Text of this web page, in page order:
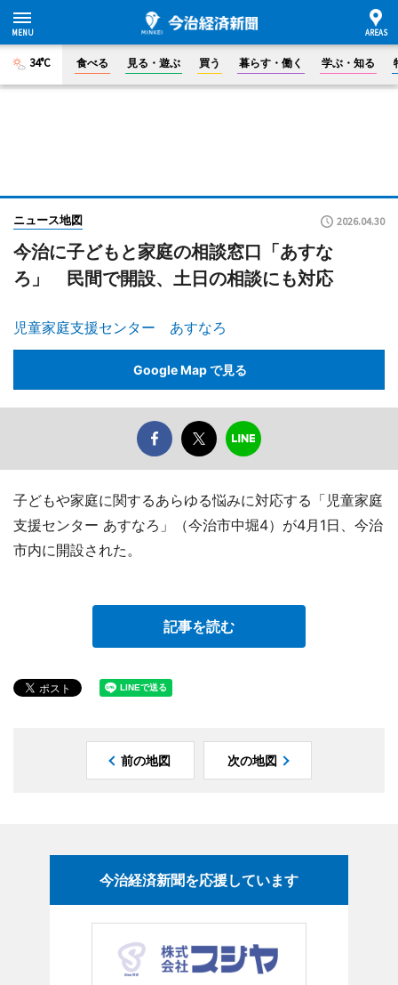
34°C 食べる 見る・遊ぶ 買う 暮らす・働く 学ぶ・知る
ニュース地図 2026.04.30
今治に子どもと家庭の相談窓口「あすな
ろ」 民間で開設、土日の相談にも対応
児童家庭支援センター あすなろ
Google Map で見る
子どもや家庭に関するあらゆる悩みに対応する「児童家庭
支援センター あすなろ」（今治市中堀4）が4月1日、今治
市内に開設された。
記事を読む
前の地図 次の地図
今治経済新聞を応援しています